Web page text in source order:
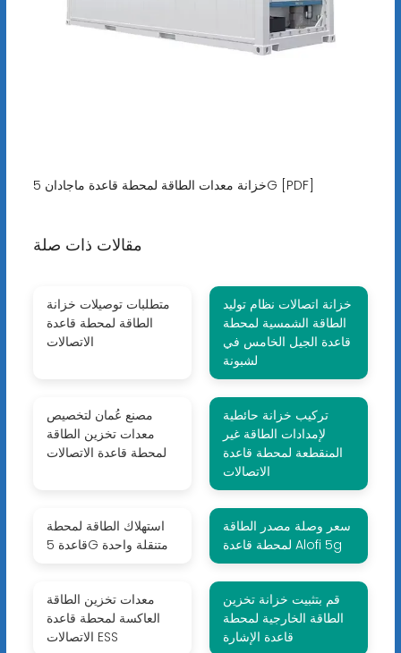
خزانة معدات الطاقة لمحطة قاعدة ماجادان 5G [PDF]
مقالات ذات صلة
متطلبات توصيلات خزانة
الطاقة لمحطة قاعدة
الاتصالات
خزانة اتصالات نظام توليد
الطاقة الشمسية لمحطة
قاعدة الجيل الخامس في
لشبونة
مصنع عُمان لتخصيص
معدات تخزين الطاقة
لمحطة قاعدة الاتصالات
تركيب خزانة حائطية
لإمدادات الطاقة غير
المنقطعة لمحطة قاعدة
الاتصالات
استهلاك الطاقة لمحطة
قاعدة 5G متنقلة واحدة
سعر وصلة مصدر الطاقة
لمحطة قاعدة Alofi 5g
معدات تخزين الطاقة
العاكسة لمحطة قاعدة
الاتصالات ESS
قم بتثبيت خزانة تخزين
الطاقة الخارجية لمحطة
قاعدة الإشارة